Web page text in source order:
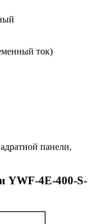
ток)
панели,
YWF-4E-400-S-